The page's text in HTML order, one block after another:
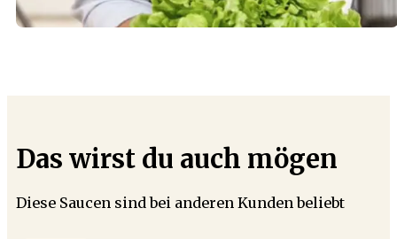
Das wirst du auch mögen
Diese Saucen sind bei anderen Kunden beliebt